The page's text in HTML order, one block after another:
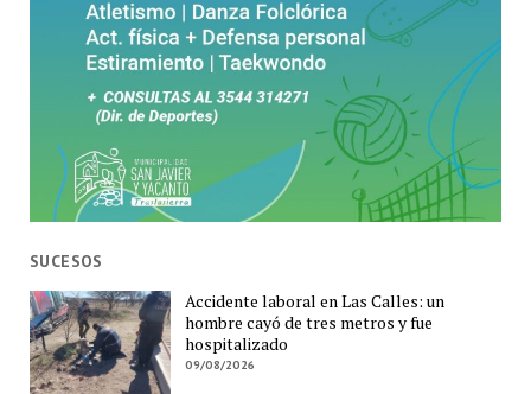
SUCESOS
Accidente laboral en Las Calles: un
hombre cayó de tres metros y fue
hospitalizado
09/08/2026